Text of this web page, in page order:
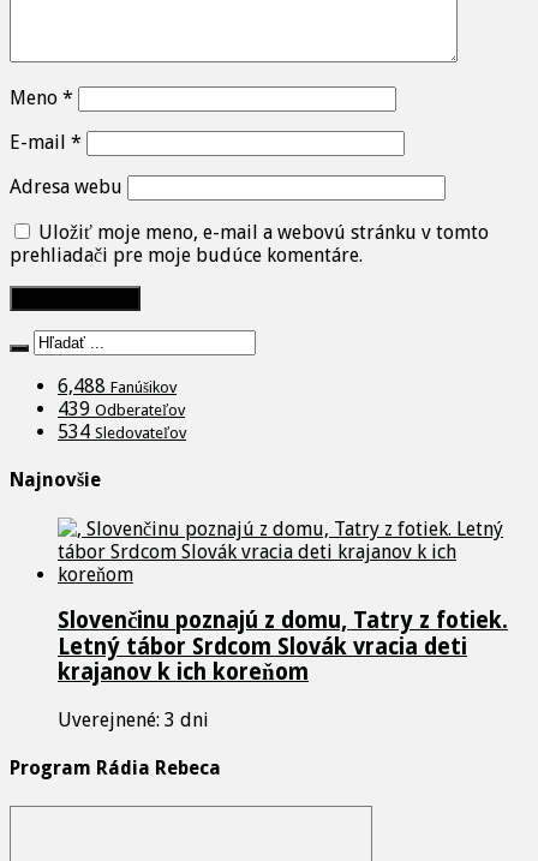
Meno *
E-mail *
Adresa webu
Uložiť moje meno, e-mail a webovú stránku v tomto
prehliadači pre moje budúce komentáre.
6,488 Fanúšikov
439 Odberateľov
534 Sledovateľov
Najnovšie
Slovenčinu poznajú z domu, Tatry z fotiek.
Letný tábor Srdcom Slovák vracia deti
krajanov k ich koreňom
Uverejnené: 3 dni
Program Rádia Rebeca